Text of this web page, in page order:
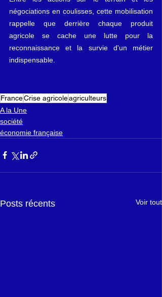
négociations en coulisses, cette mobilisation
rappelle que derrière chaque produit
agricole se cache une lutte pour la
reconnaissance et la survie d'un métier
indispensable.
FranceCrise agricoleagriculteurs
A la Une
société
économie française
Posts récents Voir tout